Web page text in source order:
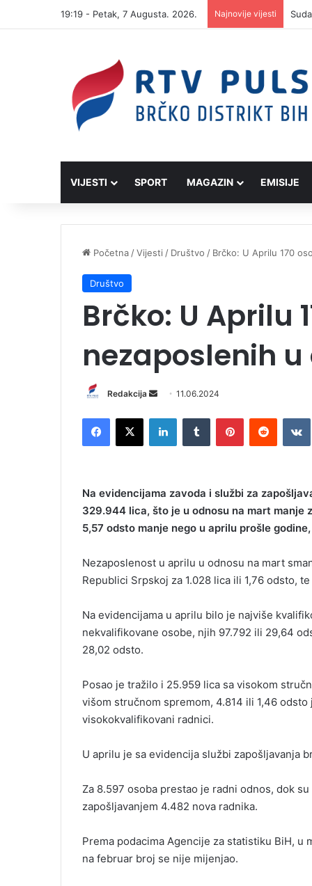
19:19 - Petak, 7 Augusta. 2026. Najnovije vijesti
VIJESTI SPORT MAGAZIN EMISIJE
Početna /Vijesti / Društvo / Brčko: U Aprilu 170
Društvo
Brčko: U Aprilu
nezaposlenih
Redakcija
n
d
e
m
a
11.06.2024
Na evidencijama zavoda i službi za
329.944 lica, što je u odnosu na mart manje
5,57 odsto manje nego u aprilu prošle
Nezaposlenost u aprilu u odnosu na mart
Republici Srpskoj za 1.028 lica ili 1,76 odsto,
Na evidencijama u aprilu bilo je najviše
nekvalifikovane osobe, njih 97.792 ili 29,64
28,02 odsto.
Posao je tražilo i 25.959 lica sa visokom
višom stručnom spremom, 4.814 ili 1,46
visokokvalifikovani radnici.
U aprilu je sa evidencija službi zapošljavanja
Za 8.597 osoba prestao je radni odnos, dok
zapošljavanjem 4.482 nova radnika.
Prema podacima Agencije za statistiku BiH,
na februar broj se nije mijenjao.